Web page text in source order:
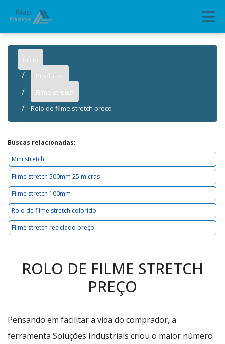
Início
Produtos
Filme stretch
Rolo de filme stretch preço
Buscas relacionadas:
Mini stretch
Filme stretch 500mm 25 micras
Filme stretch 100mm
Rolo de filme stretch colorido
Filme stretch reciclado preço
ROLO DE FILME STRETCH
PREÇO
Pensando em facilitar a vida do comprador, a
ferramenta Soluções Industriais criou o maior número